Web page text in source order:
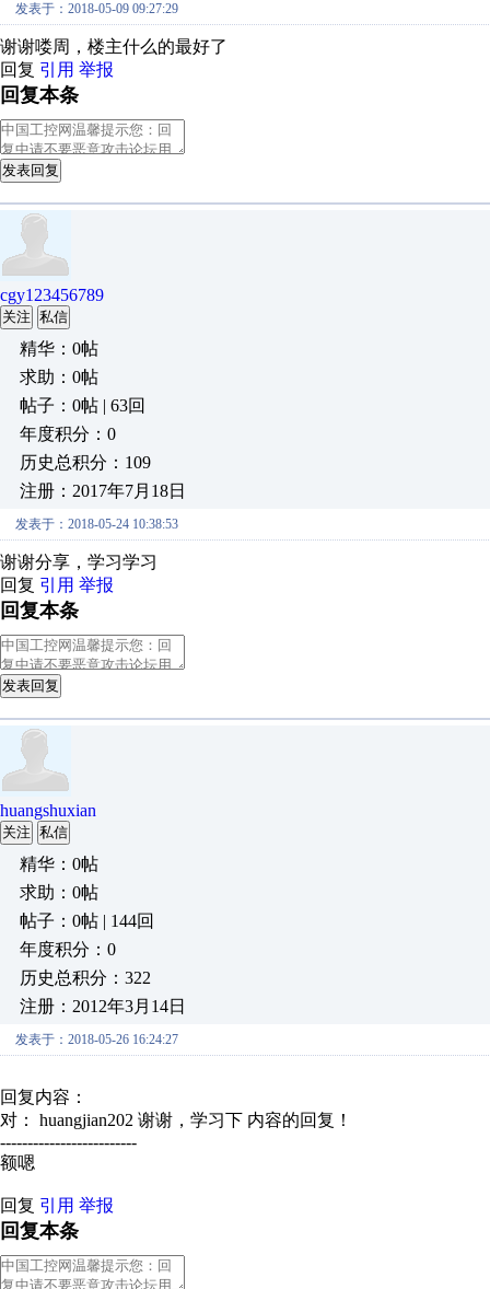
发表于：2018-05-09 09:27:29
谢谢喽周，楼主什么的最好了
回复 引用 举报
回复本条
发表回复
cgy123456789
关注 私信
精华：0帖
求助：0帖
帖子：0帖 | 63回
年度积分：0
历史总积分：109
注册：2017年7月18日
发表于：2018-05-24 10:38:53
谢谢分享，学习学习
回复 引用 举报
回复本条
发表回复
huangshuxian
关注 私信
精华：0帖
求助：0帖
帖子：0帖 | 144回
年度积分：0
历史总积分：322
注册：2012年3月14日
发表于：2018-05-26 16:24:27
回复内容：
对： huangjian202 谢谢，学习下 内容的回复！
-------------------------
额嗯
回复 引用 举报
回复本条